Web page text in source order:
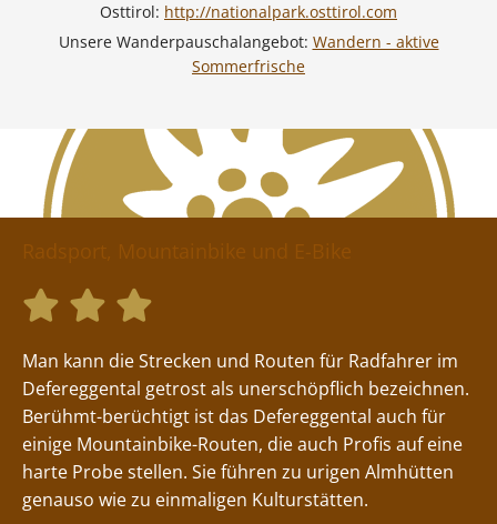
Osttirol: http://nationalpark.osttirol.com
Unsere Wanderpauschalangebot: Wandern - aktive
Sommerfrische
Radsport, Mountainbike und E-Bike
  
Man kann die Strecken und Routen für Radfahrer im
Defereggental getrost als unerschöpflich bezeichnen.
Berühmt-berüchtigt ist das Defereggental auch für
einige Mountainbike-Routen, die auch Profis auf eine
harte Probe stellen. Sie führen zu urigen Almhütten
genauso wie zu einmaligen Kulturstätten.